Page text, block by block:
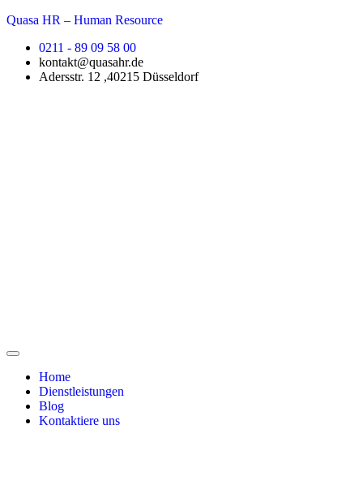
Quasa HR – Human Resource
0211 - 89 09 58 00
kontakt@quasahr.de
Adersstr. 12 ,40215 Düsseldorf
Home
Dienstleistungen
Blog
Kontaktiere uns